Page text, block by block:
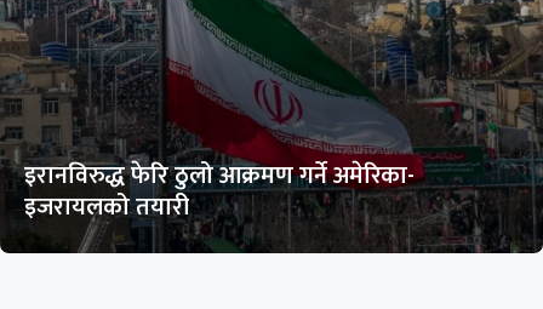
इरानविरुद्ध फेरि ठुलो आक्रमण गर्ने अमेरिका-
इजरायलको तयारी